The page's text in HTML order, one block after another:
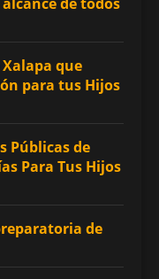
Xalapa que
para tus Hijos
Públicas de
Para Tus Hijos
de